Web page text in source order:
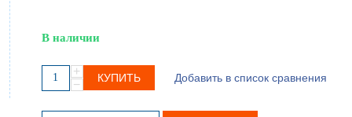
В наличии
+
−
КУПИТЬ Добавить в список сравнения